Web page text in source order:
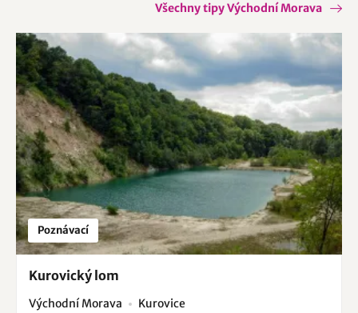
Všechny tipy Východní Morava
Poznávací
Kurovický lom
Východní Morava Kurovice